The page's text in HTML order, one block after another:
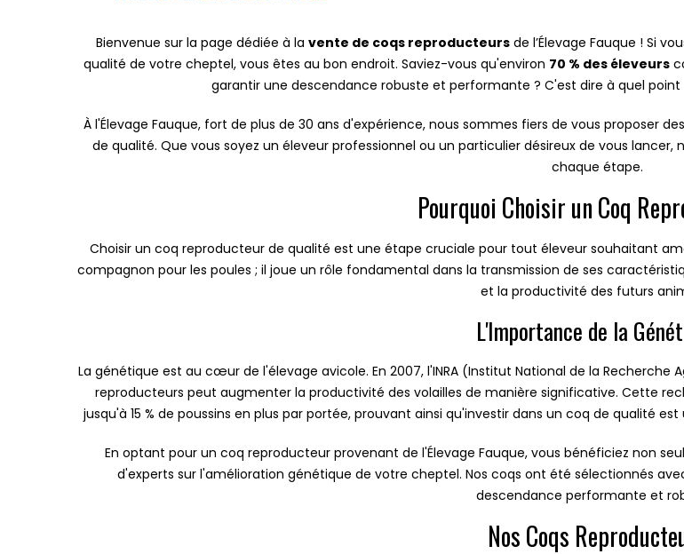
Bienvenue sur la page dédiée à la vente de coqs reproducteurs de l’Élevage Fauque ! Si
qualité de votre cheptel, vous êtes au bon endroit. Saviez-vous qu'environ 70 % des éleveurs
garantir une descendance robuste et performante ? C'est dire à quel
À l'Élevage Fauque, fort de plus de 30 ans d'expérience, nous sommes fiers de vous proposer
de qualité. Que vous soyez un éleveur professionnel ou un particulier désireux de vous
chaque étape.
Pourquoi Choisir un Coq
Choisir un coq reproducteur de qualité est une étape cruciale pour tout éleveur souhaitant
compagnon pour les poules ; il joue un rôle fondamental dans la transmission de ses
et la productivité des futurs
L'Importance de la
La génétique est au cœur de l'élevage avicole. En 2007, l'INRA (Institut National de la
reproducteurs peut augmenter la productivité des volailles de manière significative. Cette
jusqu'à 15 % de poussins en plus par portée, prouvant ainsi qu'investir dans un coq de qualité
En optant pour un coq reproducteur provenant de l'Élevage Fauque, vous bénéficiez non
d'experts sur l'amélioration génétique de votre cheptel. Nos coqs ont été sélectionnés
descendance performante et
Nos Coqs